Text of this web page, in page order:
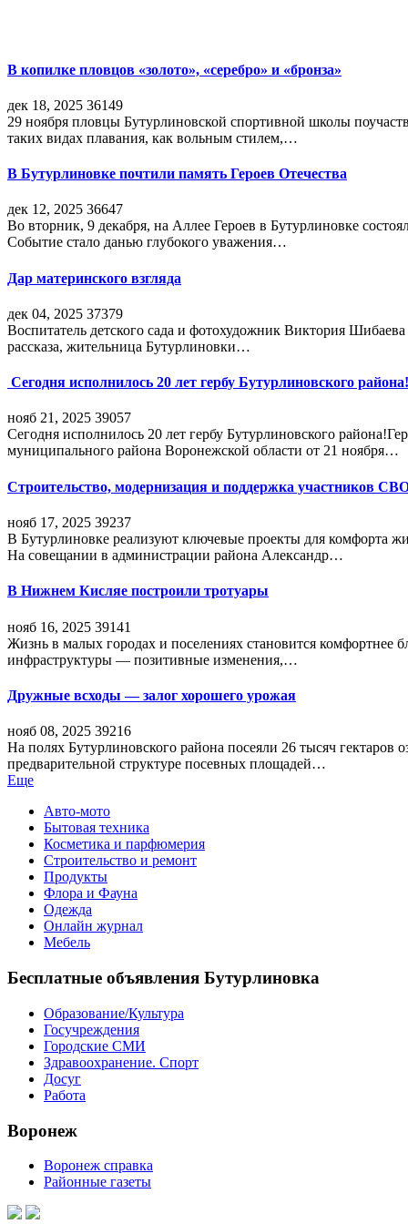
В копилке пловцов «золото», «серебро» и «бронза»
дек 18, 2025 36149
29 ноября пловцы Бутурлиновской спортивной школы
таких видах плавания, как вольным стилем,…
В Бутурлиновке почтили память Героев Отечества
дек 12, 2025 36647
Во вторник, 9 декабря, на Аллее Героев в Бутурлиновке
Событие стало данью глубокого уважения…
Дар материнского взгляда
дек 04, 2025 37379
Воспитатель детского сада и фотохудожник Виктория
рассказа, жительница Бутурлиновки…
Сегодня исполнилось 20 лет гербу Бутурлиновского района!
нояб 21, 2025 39057
Сегодня исполнилось 20 лет гербу Бутурлиновского
муниципального района Воронежской области от 21 ноября…
Строительство, модернизация и поддержка участников
нояб 17, 2025 39237
В Бутурлиновке реализуют ключевые проекты для комфорта
На совещании в администрации района Александр…
В Нижнем Кисляе построили тротуары
нояб 16, 2025 39141
Жизнь в малых городах и поселениях становится комфортнее
инфраструктуры — позитивные изменения,…
Дружные всходы — залог хорошего урожая
нояб 08, 2025 39216
На полях Бутурлиновского района посеяли 26 тысяч
предварительной структуре посевных площадей…
Еще
Авто-мото
Бытовая техника
Косметика и парфюмерия
Строительство и ремонт
Продукты
Флора и Фауна
Одежда
Онлайн журнал
Мебель
Бесплатные объявления Бутурлиновка
Образование/Культура
Госучреждения
Городские СМИ
Здравоохранение. Спорт
Досуг
Работа
Воронеж
Воронеж справка
Районные газеты